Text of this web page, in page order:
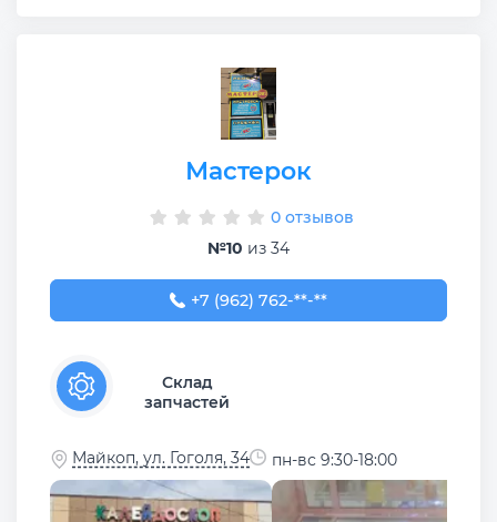
Мастерок
0 отзывов
№10 из 34
+7 (962) 762-69-56
+7 (962) 762-**-**
Склад
запчастей
Майкоп, ул. Гоголя, 34 пн-вс 9:30-18:00